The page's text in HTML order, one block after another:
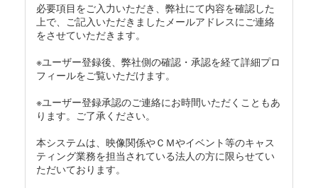
必要項目をご入力いただき、弊社にて内容を確認した
上で、ご記入いただきましたメールアドレスにご連絡
をさせていただきます。
※ユーザー登録後、弊社側の確認・承認を経て詳細プロ
フィールをご覧いただけます。
※ユーザー登録承認のご連絡にお時間いただくこともあ
ります。ご了承ください。
本システムは、映像関係やＣＭやイベント等のキャス
ティング業務を担当されている法人の方に限らせてい
ただいております。